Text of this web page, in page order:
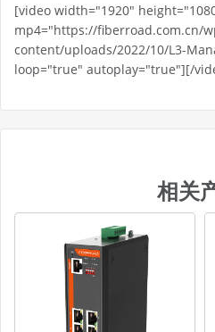
[video width="1920"
mp4="https://fiberroad.com.cn/
content/uploads/2022/10/L3-
loop="true" autoplay="true"][/
相关